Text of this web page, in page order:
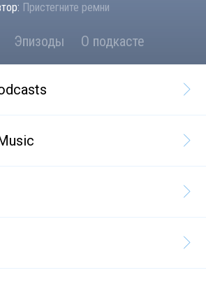
Пристегните ремни
Эпизоды О подкасте